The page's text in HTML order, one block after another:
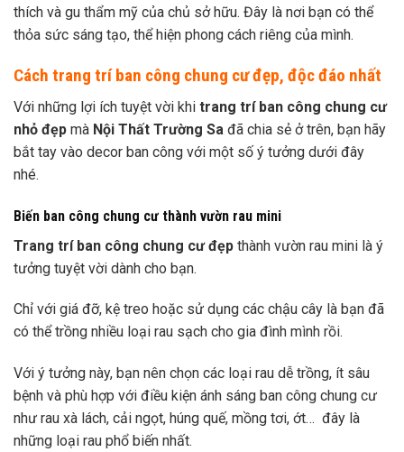
thích và gu thẩm mỹ của chủ sở hữu. Đây là nơi bạn có thể
thỏa sức sáng tạo, thể hiện phong cách riêng của mình.
Cách trang trí ban công chung cư đẹp, độc đáo nhất
Với những lợi ích tuyệt vời khi trang trí ban công chung cư
nhỏ đẹp mà Nội Thất Trường Sa đã chia sẻ ở trên, bạn hãy
bắt tay vào decor ban công với một số ý tưởng dưới đây
nhé.
Biến ban công chung cư thành vườn rau mini
Trang trí ban công chung cư đẹp thành vườn rau mini là ý
tưởng tuyệt vời dành cho bạn.
Chỉ với giá đỡ, kệ treo hoặc sử dụng các chậu cây là bạn đã
có thể trồng nhiều loại rau sạch cho gia đình mình rồi.
Với ý tưởng này, bạn nên chọn các loại rau dễ trồng, ít sâu
bệnh và phù hợp với điều kiện ánh sáng ban công chung cư
như rau xà lách, cải ngọt, húng quế, mồng tơi, ớt… đây là
những loại rau phổ biến nhất.